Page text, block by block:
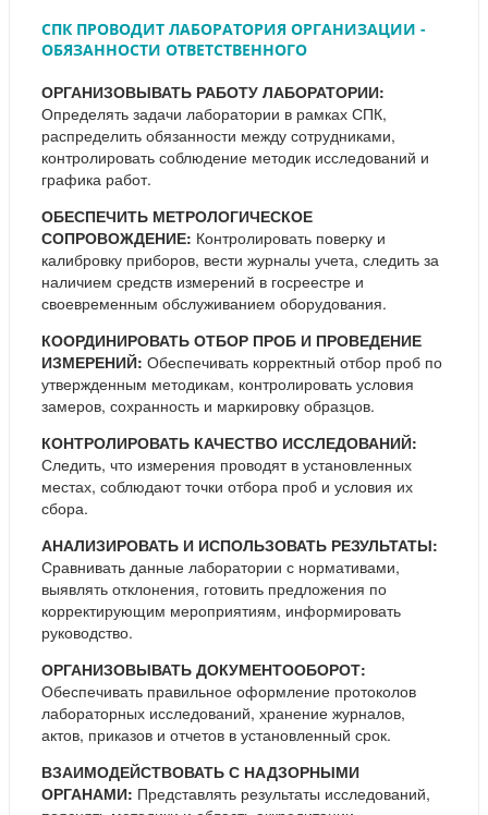
СПК ПРОВОДИТ ЛАБОРАТОРИЯ ОРГАНИЗАЦИИ -
ОБЯЗАННОСТИ ОТВЕТСТВЕННОГО
ОРГАНИЗОВЫВАТЬ РАБОТУ ЛАБОРАТОРИИ:
Определять задачи лаборатории в рамках СПК,
распределить обязанности между сотрудниками,
контролировать соблюдение методик исследований и
графика работ.
ОБЕСПЕЧИТЬ МЕТРОЛОГИЧЕСКОЕ
СОПРОВОЖДЕНИЕ: Контролировать поверку и
калибровку приборов, вести журналы учета, следить за
наличием средств измерений в госреестре и
своевременным обслуживанием оборудования.
КООРДИНИРОВАТЬ ОТБОР ПРОБ И ПРОВЕДЕНИЕ
ИЗМЕРЕНИЙ: Обеспечивать корректный отбор проб по
утвержденным методикам, контролировать условия
замеров, сохранность и маркировку образцов.
КОНТРОЛИРОВАТЬ КАЧЕСТВО ИССЛЕДОВАНИЙ:
Следить, что измерения проводят в установленных
местах, соблюдают точки отбора проб и условия их
сбора.
АНАЛИЗИРОВАТЬ И ИСПОЛЬЗОВАТЬ РЕЗУЛЬТАТЫ:
Сравнивать данные лаборатории с нормативами,
выявлять отклонения, готовить предложения по
корректирующим мероприятиям, информировать
руководство.
ОРГАНИЗОВЫВАТЬ ДОКУМЕНТООБОРОТ:
Обеспечивать правильное оформление протоколов
лабораторных исследований, хранение журналов,
актов, приказов и отчетов в установленный срок.
ВЗАИМОДЕЙСТВОВАТЬ С НАДЗОРНЫМИ
ОРГАНАМИ: Представлять результаты исследований,